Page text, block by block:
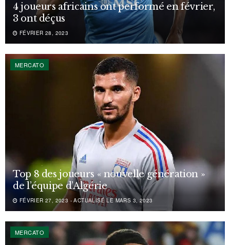
4 joueurs africains ont performé en février,
3 ont déçus
FÉVRIER 28, 2023
MERCATO
Top 8 des joueurs « nouvelle génération »
de l’équipe d’Algérie
FÉVRIER 27, 2023 - ACTUALISÉ LE MARS 3, 2023
MERCATO